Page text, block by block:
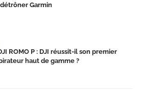
Garmin
ROMO P : DJI réussit-il son premier
haut de gamme ?